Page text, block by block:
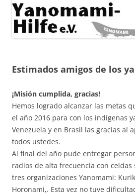
Estimados amigos de los
¡Misión cumplida, gracias!
Hemos logrado alcanzar las metas
el año 2016 para con los indígenas
Venezuela y en Brasil las gracias al
todos ustedes.
Al final del año pude entregar
radios de alta frecuencia con celdas
tres organizaciones Yanomami:
Horonami,. Esta vez no tuve